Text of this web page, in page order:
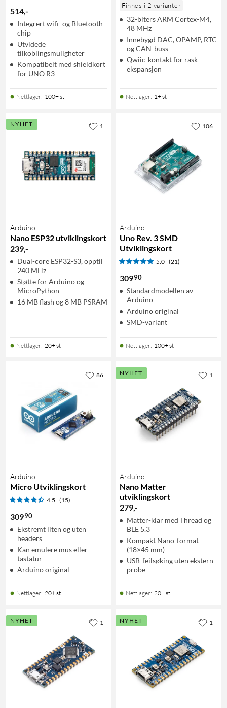
514,-
Integrert wifi- og Bluetooth-
chip
Utvidede
tilkoblingsmuligheter
Kompatibelt med shieldkort
for UNO R3
Nettlager: 100+ st
Finnes i 2 varianter
32-biters ARM Cortex-M4,
48 MHz
Innebygd DAC, OPAMP, RTC
og CAN-buss
Qwiic-kontakt for rask
ekspansjon
Nettlager: 1+ st
NYHET
Arduino
Nano ESP32 utviklingskort
239,-
Dual-core ESP32-S3, opptil
240 MHz
Støtte for Arduino og
MicroPython
16 MB flash og 8 MB PSRAM
Nettlager: 20+ st
1
Arduino
Uno Rev. 3 SMD
Utviklingskort
5.0 (21)
30990
Standardmodellen av
Arduino
Arduino original
SMD-variant
Nettlager: 100+ st
106
Arduino
Micro Utviklingskort
4.5 (15)
30990
Ekstremt liten og uten
headers
Kan emulere mus eller
tastatur
Arduino original
Nettlager: 20+ st
86 NYHET
Arduino
Nano Matter
utviklingskort
279,-
Matter-klar med Thread og
BLE 5.3
Kompakt Nano-format
(18×45 mm)
USB-feilsøking uten ekstern
probe
Nettlager: 20+ st
1
NYHET 1 NYHET 1